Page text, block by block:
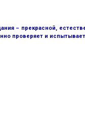
– прекрасной,
проверяет и